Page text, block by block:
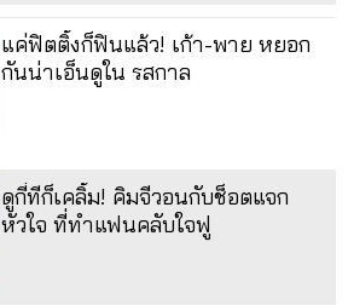
แค่ฟิตติ้งก็ฟินแล้ว! เก้า-พาย หยอก
กันน่าเอ็นดูใน รสกาล
ดูกี่ทีก็เคลิ้ม! คิมจีวอนกับช็อตแจก
หัวใจ ที่ทำแฟนคลับใจฟู